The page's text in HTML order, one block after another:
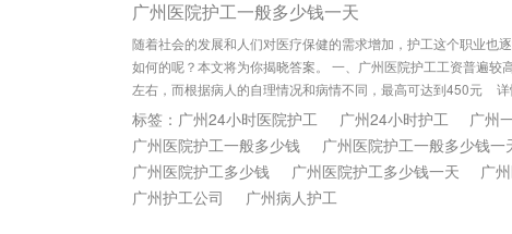
广州医院护工一般多少钱一天
随着社会的发展和人们对医疗保健的需求增加，护工这个职业也
如何的呢？本文将为你揭晓答案。 一、广州医院护工工资普遍
左右，而根据病人的自理情况和病情不同，最高可达到450元
详
标签： 广州24小时医院护工 广州24小时护工 广州
广州医院护工一般多少钱
广州医院护工一般多少钱一
广州医院护工多少钱
广州医院护工多少钱一天 广
广州护工公司
广州病人护工